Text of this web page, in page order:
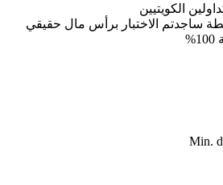
الكويتيين
ساجدتم الاختبار برأس مال حقيقي
Min.